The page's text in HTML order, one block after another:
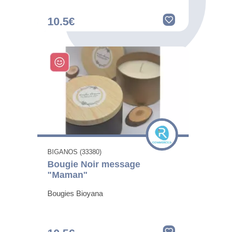
10.5€
BIGANOS (33380)
Bougie Noir message
"Maman"
Bougies Bioyana